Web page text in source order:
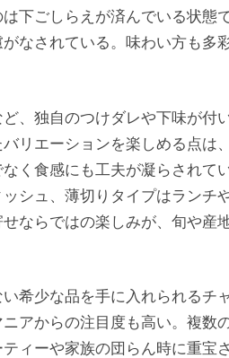
下ごしらえが済んでいる状態
なされている。味わい方も多
、独自のつけダレや下味が付
リエーションを楽しめる点は
く食感にも工夫が凝らされて
シュ、薄切りタイプはランチ
ならではの楽しみが、旬や産
希少な品を手に入れられるチ
アからの注目度も高い。複数
ィーや家族の団らん時に重宝